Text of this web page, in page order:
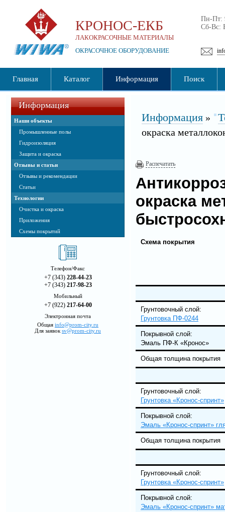
КРОНОС-ЕКБ
ЛАКОКРАСОЧНЫЕ МАТЕРИАЛЫ
ОКРАСОЧНОЕ ОБОРУДОВАНИЕ
Пн-Пт:
Сб-Вс:
Главная Каталог Информация Поиск
Информация
Наши объекты
Промышленные полы
Гидроизоляция
Защита и окраска
Отзывы и статьи
Отзывы и рекомендации
Статьи
Технологии
Очистка и окраска
Приложения
Схемы покрытий
Телефон/Факс
+7 (343) 228-44-23
+7 (343) 217-98-23
Мобильный
+7 (922) 217-64-00
Электронная почта
Общая info@prom-city.ru
Для заявок sv@prom-city.ru
Информация »
окраска
Распечатать
окраска
Схема покрытия
Грунтовочный
Грунтовка ПФ-0244
Покрывной
Эмаль ПФ-К «Кронос»
Общая толщина покрытия
Грунтовочный
Грунтовка «Кронос-спринт»
Покрывной
Эмаль «Кронос-спринт»
Общая толщина покрытия
Грунтовочный
Грунтовка «Кронос-спринт»
Покрывной
Эмаль «Кронос-спринт»